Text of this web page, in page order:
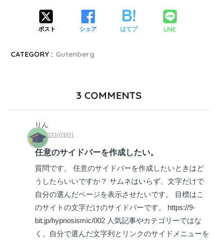
ポスト シェア はてブ LINE
CATEGORY : Gutenberg
3COMMENTS
りん
2022/03/01
任意のサイドバーを作成したい。
質問です。 任意のサイドバーを作成したいときはど
うしたらいいですか？ サムネはいらず、文字だけで
自分の選んだページを表示させたいです。 目標はこ
のサイトの文字だけのサイドバーです。 https://9-
bit.jp/hypnosismic/002 人気記事やカテゴリーではな
く、自分で選んだ文字列とリンクのサイドメニューを